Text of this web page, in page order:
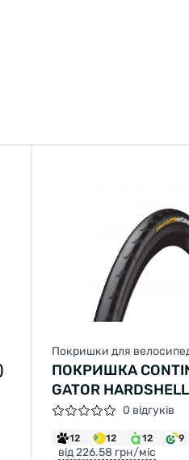
Покришки для
ПОКРИШКА
GATOR
32-630, ЧОРНА,
HARDSHELL, SKIN,
0 відгуків
12 12 12 9
від 226.58 грн/міс